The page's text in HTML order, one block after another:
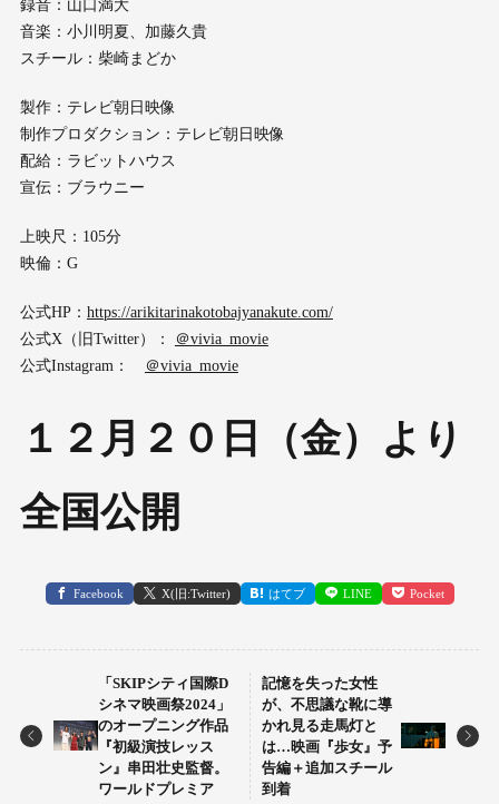
録音：山口満大
音楽：小川明夏、加藤久貴
スチール：柴崎まどか
製作：テレビ朝日映像
制作プロダクション：テレビ朝日映像
配給：ラビットハウス
宣伝：ブラウニー
上映尺：105分
映倫：G
公式HP： https://arikitarinakotobajyanakute.com/
公式X（旧Twitter）：
＠vivia_movie
公式Instagram：
＠vivia_movie
１２月２０日（金）より
全国公開
Facebook X(旧:Twitter) はてブ LINE Pocket
「SKIPシティ国際D
シネマ映画祭2024」
のオープニング作品
『初級演技レッス
ン』串田壮史監督。
ワールドプレミア
記憶を失った女性
が、不思議な靴に導
かれ見る走馬灯と
は…映画『歩女』予
告編＋追加スチール
到着